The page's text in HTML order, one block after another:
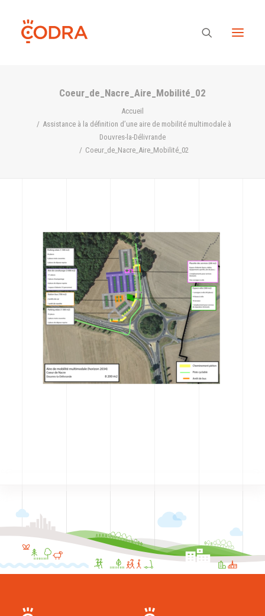
Des valeurs, une équipe
Nos savoir-faire
Nos références
CODRA recrute
Contact
Coeur_de_Nacre_Aire_Mobilité_02
Accueil
Assistance à la définition d’une aire de mobilité multimodale à
Douvres-la-Délivrande
Coeur_de_Nacre_Aire_Mobilité_02